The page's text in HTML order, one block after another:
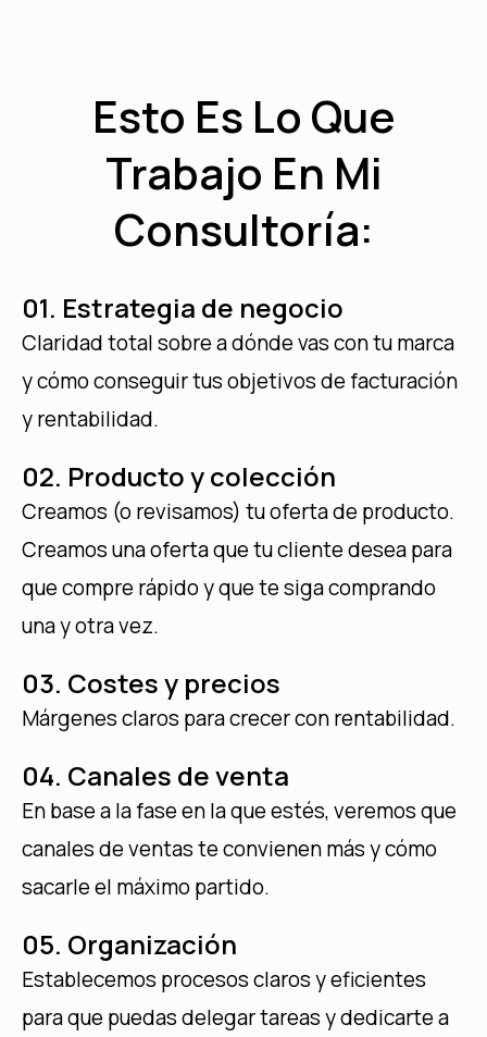
Esto Es Lo Que
Trabajo En Mi
Consultoría:
01. Estrategia de negocio
Claridad total sobre a dónde vas con tu marca
y cómo conseguir tus objetivos de facturación
y rentabilidad.
02. Producto y colección
Creamos (o revisamos) tu oferta de producto.
Creamos una oferta que tu cliente desea para
que compre rápido y que te siga comprando
una y otra vez.
03. Costes y precios
Márgenes claros para crecer con rentabilidad.
04. Canales de venta
En base a la fase en la que estés, veremos que
canales de ventas te convienen más y cómo
sacarle el máximo partido.
05. Organización
Establecemos procesos claros y eficientes
para que puedas delegar tareas y dedicarte a